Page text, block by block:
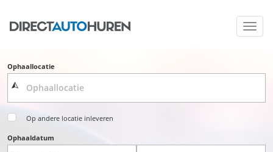
Ophaallocatie
Op andere locatie inleveren
Ophaaldatum